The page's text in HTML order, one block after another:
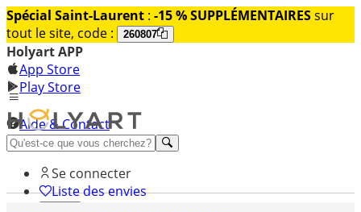
Spécial Saint-Laurent : -15 % SUPPLÉMENTAIRESsur
tout le site, code :
260807
Holyart APP
App Store
Play Store
Aide & Contact
Découvrez Premium
Se connecter
Liste des envies